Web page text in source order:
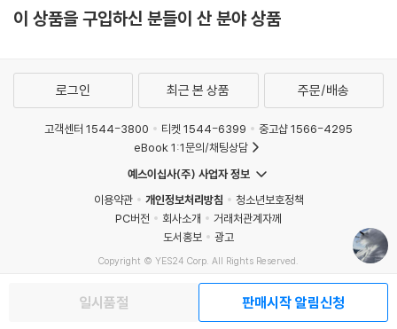
이 상품을 구입하신 분들이 산 분야 상품
일시품절 판매시작 알림신청
로그인 최근 본 상품 주문/배송
고객센터 1544-3800 티켓 1544-6399
중고샵 1566-4295
eBook 1:1문의/채팅상담
예스이십사(주) 사업자 정보
이용약관
개인정보처리방침
청소년보호정책
PC버전
회사소개
거래처관계자께
도서홍보
광고
Copyright © YES24 Corp. All Rights Reserved.